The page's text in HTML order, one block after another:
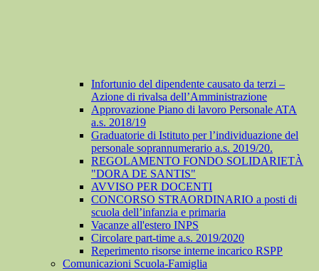
Infortunio del dipendente causato da terzi –
Azione di rivalsa dell’Amministrazione
Approvazione Piano di lavoro Personale ATA
a.s. 2018/19
Graduatorie di Istituto per l’individuazione del
personale soprannumerario a.s. 2019/20.
REGOLAMENTO FONDO SOLIDARIETÀ
"DORA DE SANTIS"
AVVISO PER DOCENTI
CONCORSO STRAORDINARIO a posti di
scuola dell’infanzia e primaria
Vacanze all'estero INPS
Circolare part-time a.s. 2019/2020
Reperimento risorse interne incarico RSPP
Comunicazioni Scuola-Famiglia